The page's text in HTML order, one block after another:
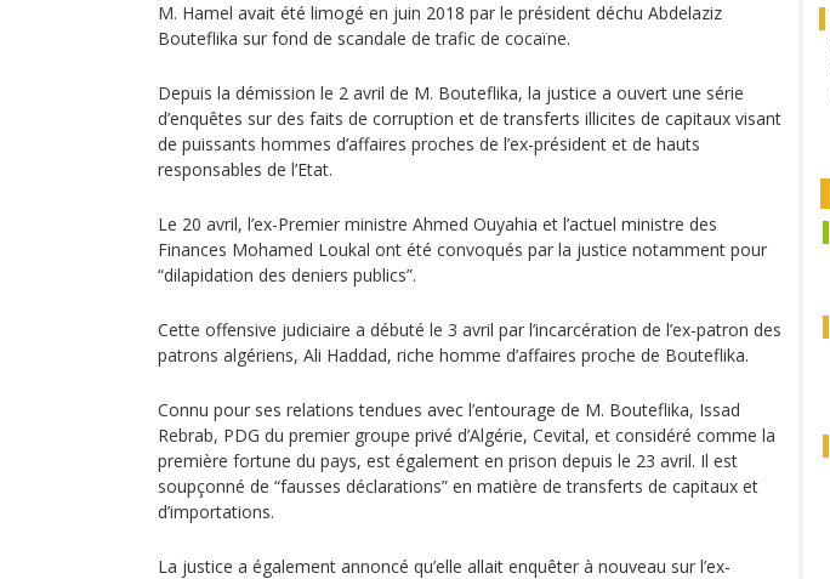
M. Hamel avait été limogé en juin 2018 par le président déchu Abdelaziz
Bouteflika sur fond de scandale de trafic de cocaïne.
Depuis la démission le 2 avril de M. Bouteflika, la justice a ouvert une série
d’enquêtes sur des faits de corruption et de transferts illicites de capitaux visant
de puissants hommes d’affaires proches de l’ex-président et de hauts
responsables de l’Etat.
Le 20 avril, l’ex-Premier ministre Ahmed Ouyahia et l’actuel ministre des
Finances Mohamed Loukal ont été convoqués par la justice notamment pour
“dilapidation des deniers publics”.
Cette offensive judiciaire a débuté le 3 avril par l’incarcération de l’ex-patron des
patrons algériens, Ali Haddad, riche homme d’affaires proche de Bouteflika.
Connu pour ses relations tendues avec l’entourage de M. Bouteflika, Issad
Rebrab, PDG du premier groupe privé d’Algérie, Cevital, et considéré comme la
première fortune du pays, est également en prison depuis le 23 avril. Il est
soupçonné de “fausses déclarations” en matière de transferts de capitaux et
d’importations.
La justice a également annoncé qu’elle allait enquêter à nouveau sur l’ex-